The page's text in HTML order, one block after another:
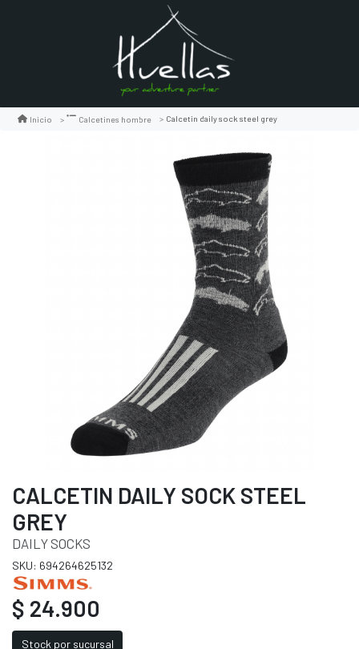
Inicio Calcetines hombre Calcetin daily sock steel grey
CALCETIN DAILY SOCK STEEL
GREY
DAILY SOCKS
SKU: 694264625132
$ 24.900
Stock por sucursal